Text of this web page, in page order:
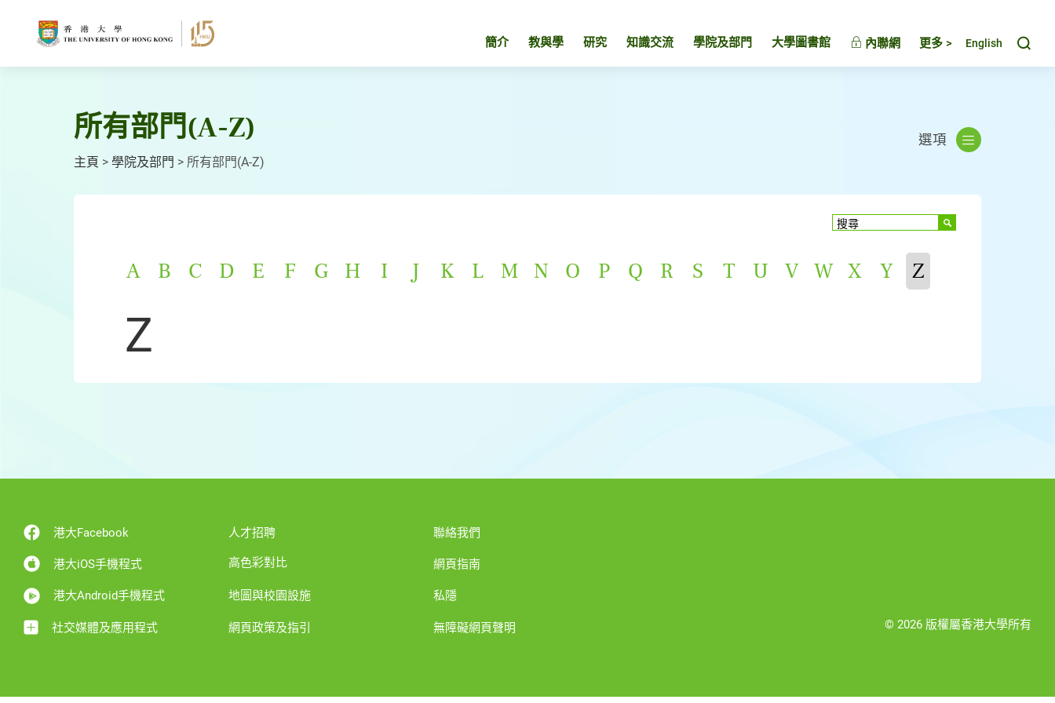
簡介 教與學 研究 知識交流 學院及部門 大學圖書館 內聯網 更多 > English
所有部門(A-Z)
主頁 > 學院及部門 > 所有部門(A-Z)
選項
A B C D E F G H I J K L M N O P Q R S T U V W X Y Z
Z
港大Facebook
港大iOS手機程式
港大Android手機程式
社交媒體及應用程式
人才招聘
高色彩對比
地圖與校園設施
網頁政策及指引
聯絡我們
網頁指南
私隱
無障礙網頁聲明 © 2026 版權屬香港大學所有